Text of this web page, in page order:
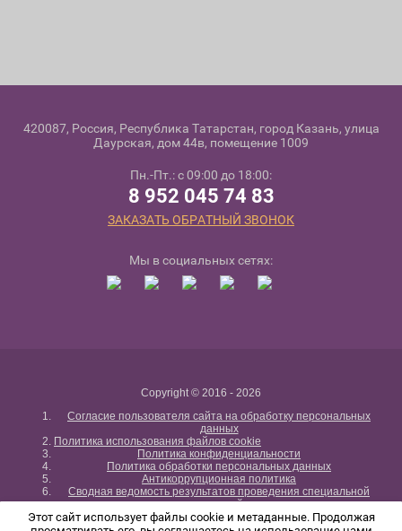
420087, Россия, Республика Татарстан, город Казань, улица
Даурская, дом 44в, помещение 1009
Пн.-Пт.: с 09:00 до 18:00:
8 952 045 74 83
ЗАКАЗАТЬ ОБРАТНЫЙ ЗВОНОК
Мы в социальных сетях:
Copyright © 2016 - 2026
Согласие пользователя сайта на обработку персональных
данных
Политика использования файлов cookie
Политика конфиденциальности
Политика обработки персональных данных
Антикоррупционная политика
Сводная ведомость результатов проведения специальной
оценки условий труда
При цитировании и ином использовании материалов сайта ссылка на
Этот сайт использует файлы cookie и метаданные. Продолжая